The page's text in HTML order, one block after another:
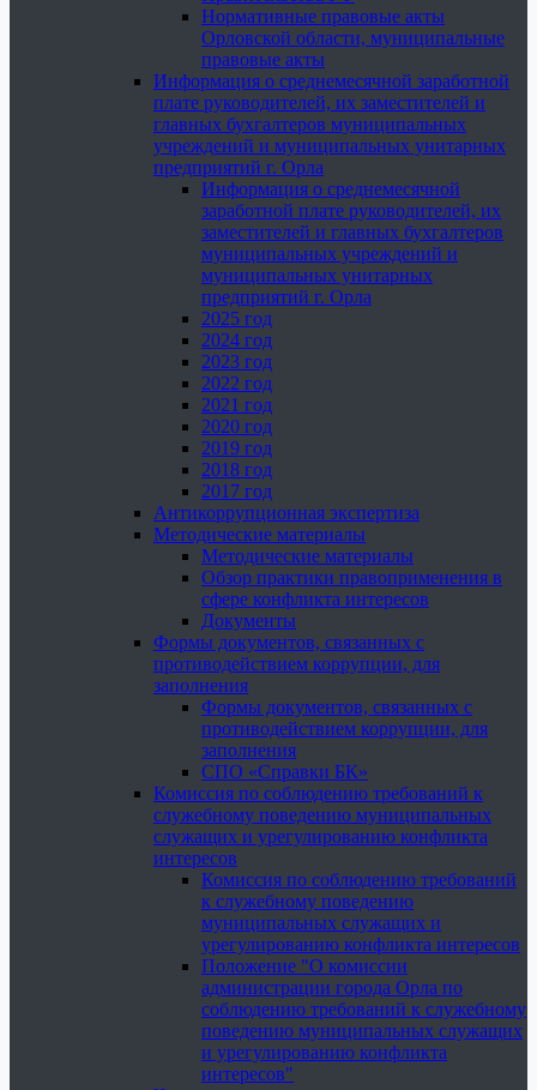
Нормативные правовые акты
Орловской области, муниципальные
правовые акты
Информация о среднемесячной заработной
плате руководителей, их заместителей и
главных бухгалтеров муниципальных
учреждений и муниципальных унитарных
предприятий г. Орла
Информация о среднемесячной
заработной плате руководителей, их
заместителей и главных бухгалтеров
муниципальных учреждений и
муниципальных унитарных
предприятий г. Орла
2025 год
2024 год
2023 год
2022 год
2021 год
2020 год
2019 год
2018 год
2017 год
Антикоррупционная экспертиза
Методические материалы
Методические материалы
Обзор практики правоприменения в
сфере конфликта интересов
Документы
Формы документов, связанных с
противодействием коррупции, для
заполнения
Формы документов, связанных с
противодействием коррупции, для
заполнения
СПО «Справки БК»
Комиссия по соблюдению требований к
служебному поведению муниципальных
служащих и урегулированию конфликта
интересов
Комиссия по соблюдению требований
к служебному поведению
муниципальных служащих и
урегулированию конфликта интересов
Положение "О комиссии
администрации города Орла по
соблюдению требований к служебному
поведению муниципальных служащих
и урегулированию конфликта
интересов"